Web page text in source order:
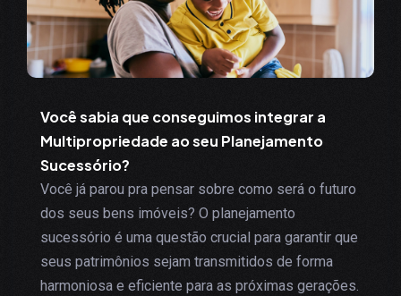
Você sabia que conseguimos integrar a
Multipropriedade ao seu Planejamento
Sucessório?
Você já parou pra pensar sobre como será o futuro
dos seus bens imóveis? O planejamento
sucessório é uma questão crucial para garantir que
seus patrimônios sejam transmitidos de forma
harmoniosa e eficiente para as próximas gerações.